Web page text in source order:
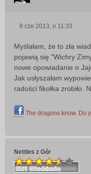
s
t
8 cze 2013, o 11:33
Myślałam, że to zła
pojawią się "Wichry
nowe opowiadanie o
Jak usłyszałam
radości fikołka zrobiło.
The dragons know. Do
Nettles z Gór